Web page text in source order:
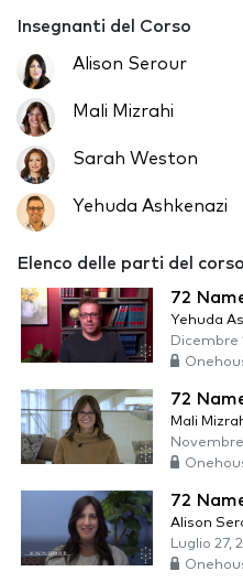
Insegnanti del Corso
Alison Serour
Mali Mizrahi
Sarah Weston
Yehuda Ashkenazi
Elenco delle parti del corso
72
Yehuda
Dicembre
72
Mali
72
Alison
Luglio 27,